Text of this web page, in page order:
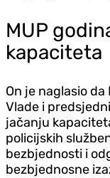
MUP
kapaciteta
On je naglasio
Vlade i
jačanju
policijskih
bezbjednosti i
bezbjednosne